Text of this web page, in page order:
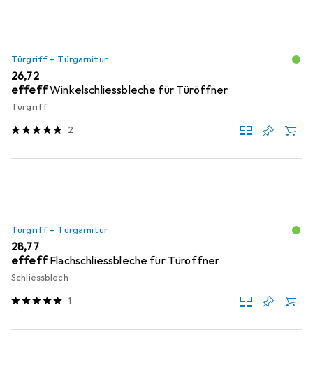
Türgriff + Türgarnitur
EUR
26,72
effeffWinkelschliessbleche für Türöffner
Türgriff
2
Türgriff + Türgarnitur
EUR
28,77
effeff Flachschliessbleche für Türöffner
Schliessblech
1